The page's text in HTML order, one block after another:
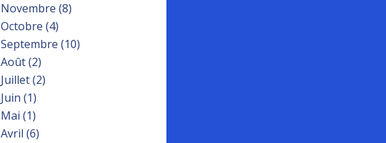
Novembre (8)
Octobre (4)
Septembre (10)
Août(2)
Juillet(2)
Juin (1)
Mai (1)
Avril (6)